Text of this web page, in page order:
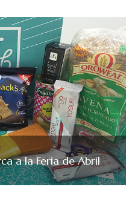
a la Feria de Abril